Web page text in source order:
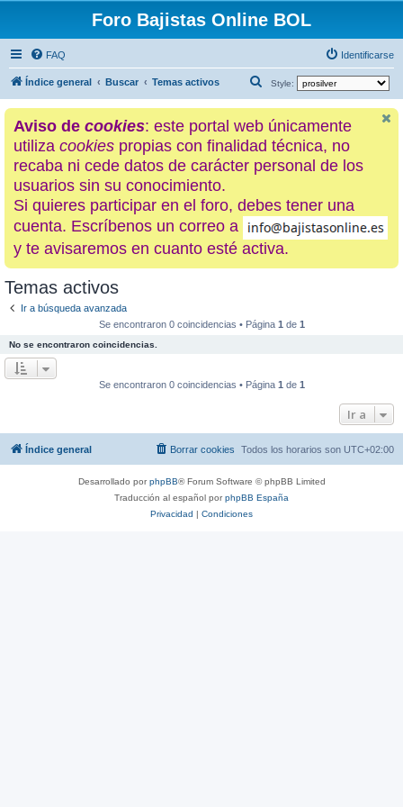
Foro Bajistas Online BOL
FAQ Identificarse
Índice general Buscar Temas activos Style:
u
c
a
Aviso de cookies: este portal web únicamente
utiliza cookies propias con finalidad técnica, no
recaba ni cede datos de carácter personal de los
usuarios sin su conocimiento.
Si quieres participar en el foro, debes tener una
cuenta. Escríbenos un correo a
y te avisaremos en cuanto esté activa.
Temas activos
Ir a búsqueda avanzada
Se encontraron 0 coincidencias • Página 1 de 1
No se encontraron coincidencias.
Se encontraron 0 coincidencias • Página 1 de 1
Ir a
Índice general Todos los horarios son UTC+02:00
Borrar cookies
Desarrollado porphpBB® Forum Software © phpBB Limited
Traducción al español porphpBB España
Privacidad | Condiciones